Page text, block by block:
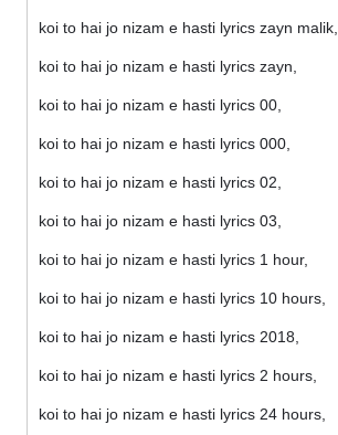
koi to hai jo nizam e hasti lyrics zayn malik,
koi to hai jo nizam e hasti lyrics zayn,
koi to hai jo nizam e hasti lyrics 00,
koi to hai jo nizam e hasti lyrics 000,
koi to hai jo nizam e hasti lyrics 02,
koi to hai jo nizam e hasti lyrics 03,
koi to hai jo nizam e hasti lyrics 1 hour,
koi to hai jo nizam e hasti lyrics 10 hours,
koi to hai jo nizam e hasti lyrics 2018,
koi to hai jo nizam e hasti lyrics 2 hours,
koi to hai jo nizam e hasti lyrics 24 hours,